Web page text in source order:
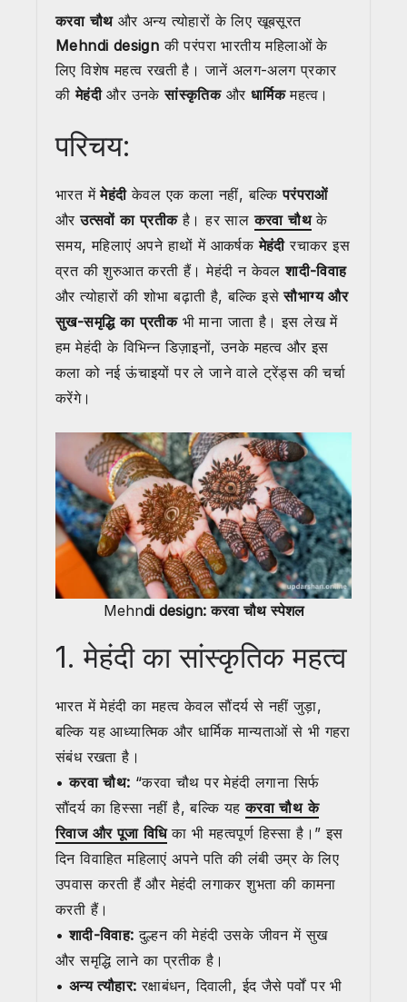
करवा चौथ और अन्य त्योहारों के लिए खूबसूरत
Mehndi design की परंपरा भारतीय महिलाओं के
लिए विशेष महत्व रखती है। जानें अलग-अलग प्रकार
कीमेहंदीऔर उनकेसांस्कृतिकऔर धार्मिकमहत्व।
परिचय:
भारत मेंमेहंदीकेवल एक कला नहीं, बल्किपरंपराओं
औरउत्सवों का प्रतीकहै। हर सालकरवा चौथके
समय, महिलाएं अपने हाथों में आकर्षकमेहंदीरचाकर इस
व्रत की शुरुआत करती हैं। मेहंदी न केवलशादी-विवाह
और त्योहारों की शोभा बढ़ाती है, बल्कि इसेसौभाग्य और
सुख-समृद्धि का प्रतीकभी माना जाता है। इस लेख में
हम मेहंदी के विभिन्न डिज़ाइनों, उनके महत्व और इस
कला को नई ऊंचाइयों पर ले जाने वाले ट्रेंड्स की चर्चा
करेंगे।
Mehndi design: करवा चौथ स्पेशल
1. मेहंदी का सांस्कृतिक महत्व
भारत में मेहंदी का महत्व केवल सौंदर्य से नहीं जुड़ा,
बल्कि यह आध्यात्मिक और धार्मिक मान्यताओं से भी गहरा
संबंध रखता है।
•करवा चौथ: “करवा चौथ पर मेहंदी लगाना सिर्फ
सौंदर्य का हिस्सा नहीं है, बल्कि यहकरवा चौथ के
रिवाज और पूजा विधिका भी महत्वपूर्ण हिस्सा है।” इस
दिन विवाहित महिलाएं अपने पति की लंबी उम्र के लिए
उपवास करती हैं और मेहंदी लगाकर शुभता की कामना
करती हैं।
•शादी-विवाह: दुल्हन की मेहंदी उसके जीवन में सुख
और समृद्धि लाने का प्रतीक है।
• अन्य त्यौहार:रक्षाबंधन, दिवाली, ईद जैसे पर्वों पर भी